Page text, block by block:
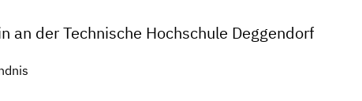
an der Technische Hochschule Deggendorf